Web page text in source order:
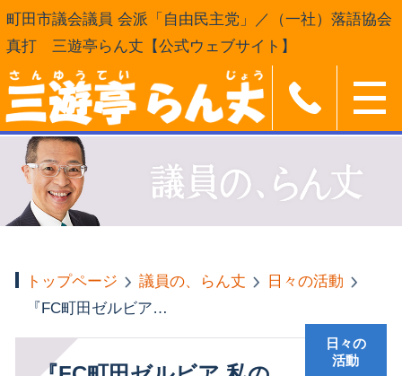
町田市議会議員 会派「自由民主党」／（一社）落語協会
真打 三遊亭らん丈【公式ウェブサイト】
トップページ 議員の、らん丈
日々の活動
『FC町田ゼルビア 私の推し選手』＜イラスト・グッズ展示＞
日々の
活動